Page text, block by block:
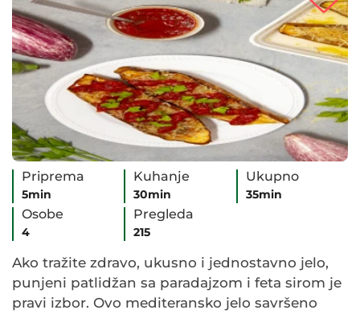
Priprema
5min
Kuhanje
30min
Ukupno
35min
Osobe
4
Pregleda
215
Ako tražite zdravo, ukusno i jednostavno jelo,
punjeni patlidžan sa paradajzom i feta sirom je
pravi izbor. Ovo mediteransko jelo savršeno